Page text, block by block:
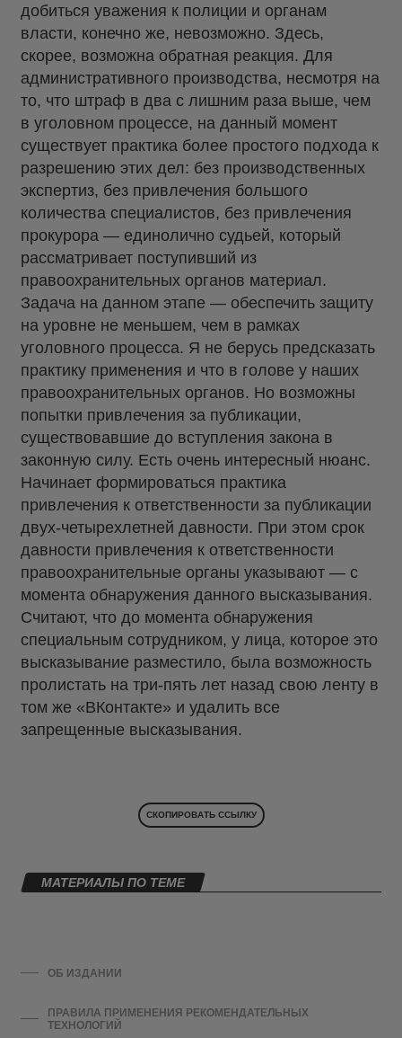
добиться уважения к полиции и органам
власти, конечно же, невозможно. Здесь,
скорее, возможна обратная реакция. Для
административного производства, несмотря на
то, что штраф в два с лишним раза выше, чем
в уголовном процессе, на данный момент
существует практика более простого подхода к
разрешению этих дел: без производственных
экспертиз, без привлечения большого
количества специалистов, без привлечения
прокурора — единолично судьей, который
рассматривает поступивший из
правоохранительных органов материал.
Задача на данном этапе — обеспечить защиту
на уровне не меньшем, чем в рамках
уголовного процесса. Я не берусь предсказать
практику применения и что в голове у наших
правоохранительных органов. Но возможны
попытки привлечения за публикации,
существовавшие до вступления закона в
законную силу. Есть очень интересный нюанс.
Начинает формироваться практика
привлечения к ответственности за публикации
двух-четырехлетней давности. При этом срок
давности привлечения к ответственности
правоохранительные органы указывают — с
момента обнаружения данного высказывания.
Считают, что до момента обнаружения
специальным сотрудником, у лица, которое это
высказывание разместило, была возможность
пролистать на три-пять лет назад свою ленту в
том же «ВКонтакте» и удалить все
запрещенные высказывания.
СКОПИРОВАТЬ ССЫЛКУ
МАТЕРИАЛЫ ПО ТЕМЕ
ОБ ИЗДАНИИ
ПРАВИЛА ПРИМЕНЕНИЯ РЕКОМЕНДАТЕЛЬНЫХ
ТЕХНОЛОГИЙ